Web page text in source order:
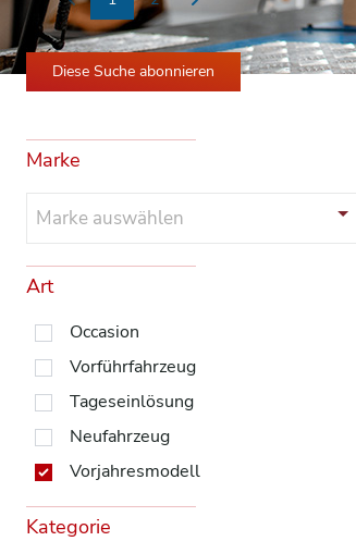
Previous Next
Diese Suche abonnieren
Marke
Marke auswählen
Art
Occasion
Vorführfahrzeug
Tageseinlösung
Neufahrzeug
Vorjahresmodell
Kategorie